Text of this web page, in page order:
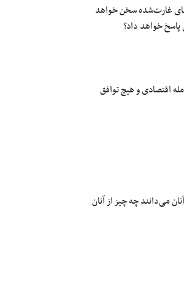
غارت‌شده سخن خواهد
پاسخ خواهد داد؟
اقتصادی و هیچ توافق
می‌دانند چه چیز از آنان